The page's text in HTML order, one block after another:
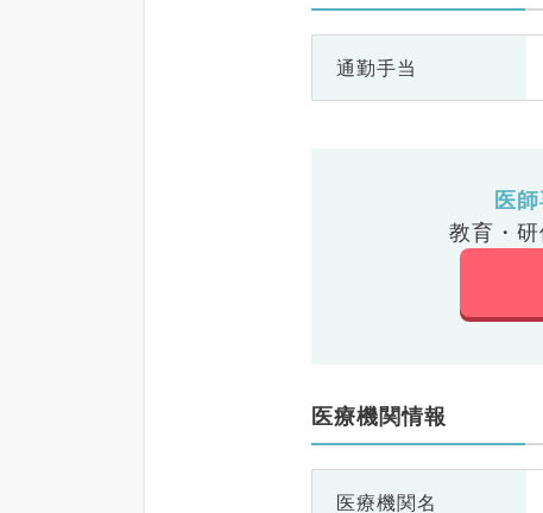
通勤手当
医
教育・
医療機関情報
医療機関名